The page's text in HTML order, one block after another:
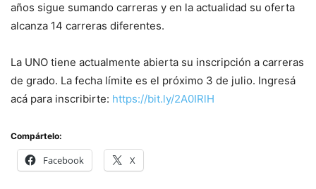
años sigue sumando carreras y en la actualidad su oferta
alcanza 14 carreras diferentes.
La UNO tiene actualmente abierta su inscripción a carreras
de grado. La fecha límite es el próximo 3 de julio. Ingresá
acá para inscribirte: https://bit.ly/2A0IRlH
Compártelo:
Facebook X